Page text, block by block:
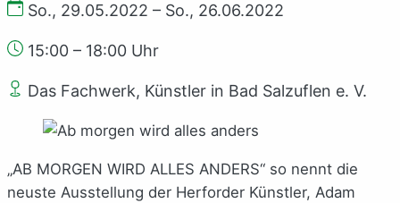
So., 29.05.2022 – So., 26.06.2022
15:00 – 18:00 Uhr
Das Fachwerk, Künstler in Bad Salzuflen e. V.
„AB MORGEN WIRD ALLES ANDERS“ so nennt die
neuste Ausstellung der Herforder Künstler, Adam